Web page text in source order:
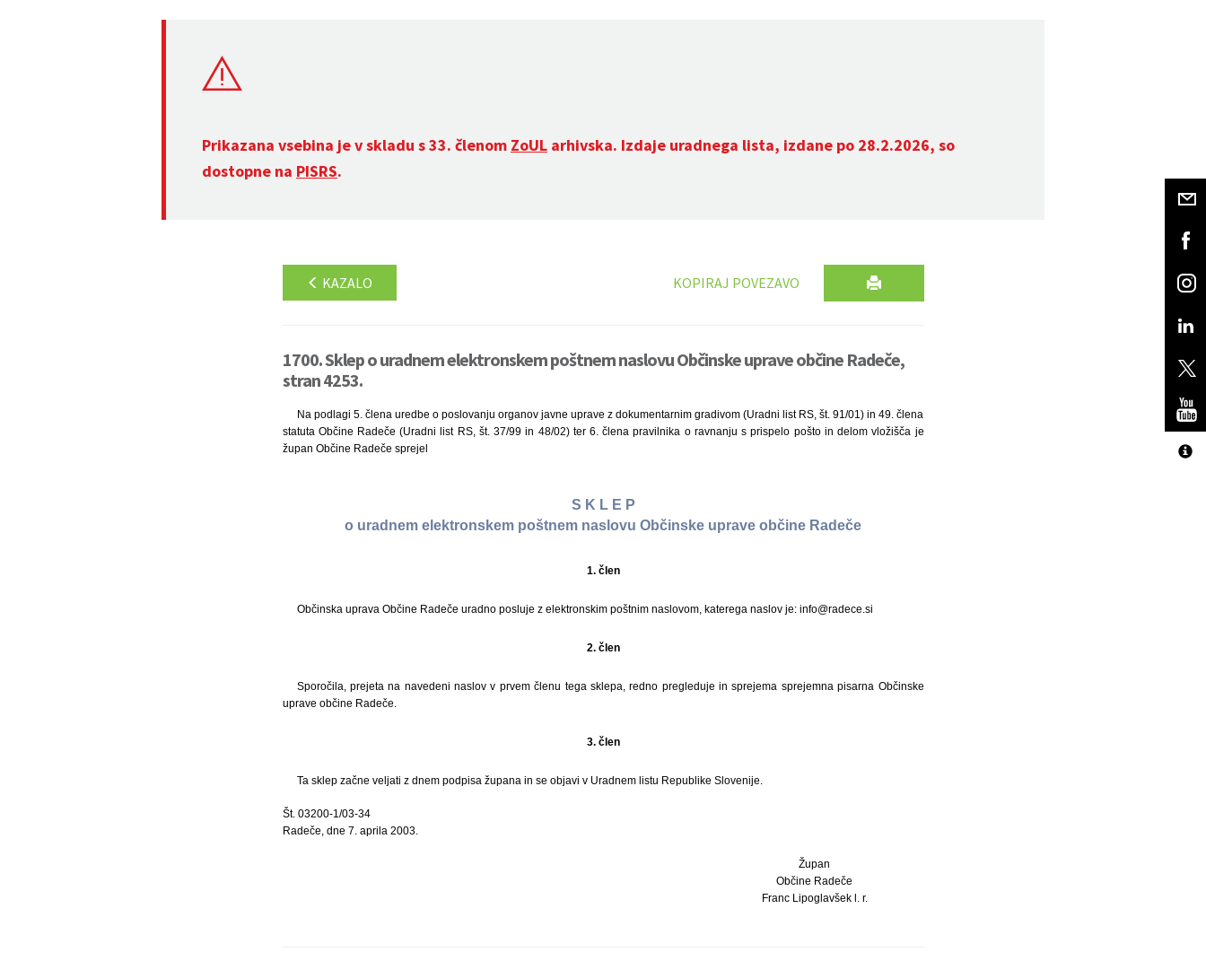
Prikazana vsebina je v skladu s 33. členom ZoUL arhivska. Izdaje uradnega lista, izdane po 28.2.2026, so
dostopne na PISRS.
KAZALO KOPIRAJ POVEZAVO
1700. Sklep o uradnem elektronskem poštnem naslovu Občinske uprave občine Radeče,
stran 4253.
Na podlagi 5. člena uredbe o poslovanju organov javne uprave z dokumentarnim gradivom (Uradni list RS, št. 91/01) in 49. člena
statuta Občine Radeče (Uradni list RS, št. 37/99 in 48/02) ter 6. člena pravilnika o ravnanju s prispelo pošto in delom vložišča je
župan Občine Radeče sprejel
S K L E P
o uradnem elektronskem poštnem naslovu Občinske uprave občine Radeče
1. člen
Občinska uprava Občine Radeče uradno posluje z elektronskim poštnim naslovom, katerega naslov je: info@radece.si
2. člen
Sporočila, prejeta na navedeni naslov v prvem členu tega sklepa, redno pregleduje in sprejema sprejemna pisarna Občinske
uprave občine Radeče.
3. člen
Ta sklep začne veljati z dnem podpisa župana in se objavi v Uradnem listu Republike Slovenije.
Št. 03200-1/03-34
Radeče, dne 7. aprila 2003.
Župan
Občine Radeče
Franc Lipoglavšek l. r.